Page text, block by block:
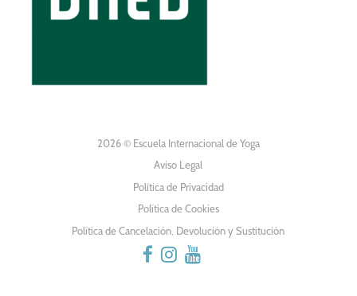
2026 © Escuela Internacional de Yoga
Aviso Legal
Política de Privacidad
Política de Cookies
Política de Cancelación, Devolución y Sustitución